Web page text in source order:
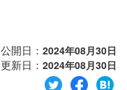
公開日： 2024年08月30日
更新日： 2024年08月30日